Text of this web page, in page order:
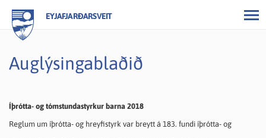
EYJAFJARÐARSVEIT
Auglýsingablaðið
Íþrótta- og tómstundastyrkur barna 2018
Reglum um íþrótta- og hreyfistyrk var breytt á 183. fundi íþrótta- og